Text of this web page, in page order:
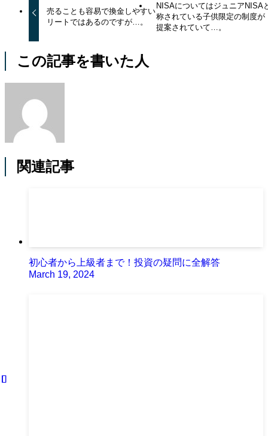
売ることも容易で換金しやすい
リートではあるのですが…。
NISAについてはジュニアNISA
称されている子供限定の制度が
提案されていて…。
この記事を書いた人
関連記事
初心者から上級者まで！投資の疑問に全解答
March 19, 2024